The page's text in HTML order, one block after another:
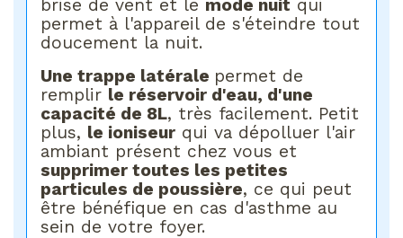
brise de vent et le mode nuit qui
permet à l'appareil de s'éteindre tout
doucement la nuit.
Une trappe latérale permet de
remplir le réservoir d'eau, d'une
capacité de 8L, très facilement. Petit
plus, le ioniseur qui va dépolluer l'air
ambiant présent chez vous et
supprimer toutes les petites
particules de poussière, ce qui peut
être bénéfique en cas d'asthme au
sein de votre foyer.